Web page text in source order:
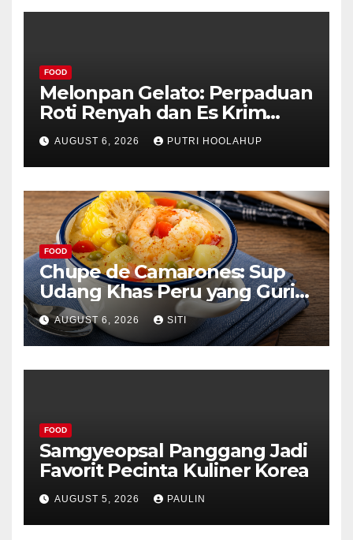
FOOD
Melonpan Gelato: Perpaduan
Roti Renyah dan Es Krim
Lembut yang Menggoda
AUGUST 6, 2026 PUTRI HOOLAHUP
FOOD
Chupe de Camarones: Sup
Udang Khas Peru yang Gurih
Lezat
AUGUST 6, 2026 SITI
FOOD
Samgyeopsal Panggang Jadi
Favorit Pecinta Kuliner Korea
AUGUST 5, 2026 PAULIN